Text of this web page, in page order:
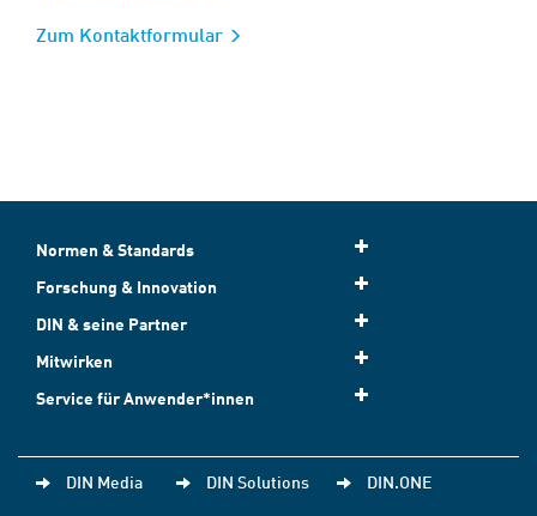
Zum Kontaktformular
Normen & Standards
Forschung & Innovation
DIN & seine Partner
Mitwirken
Service für Anwender*innen
DIN Media DIN Solutions DIN.ONE